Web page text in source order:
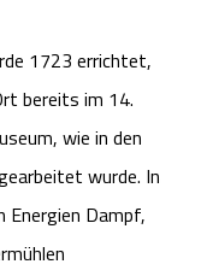
Celle
1723 errichtet,
bereits im 14.
wie in den
wurde. In
Energien Dampf,